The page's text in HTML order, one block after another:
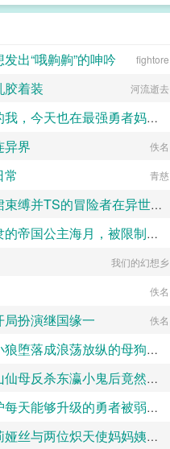
出“哦齁齁”的呻吟
fightore
胶着装 河流逝去
已经被宠坏的我，今天也在最强勇者妈妈和猫耳兽王姐姐的温柔溺爱下射精
狗村正
异界 佚名
常 青慈
被神秘公主裙束缚并TS的冒险者在异世界的色色奇遇故事
代号穿山甲
沦为肛门奴隶的帝国公主海月，被限制高潮后终于爱上性交被调教成性爱母狗还要被带出门？
旅人1969
我们的幻想乡
佚名
局扮演继国缘一 佚名
自卑怯懦的小狼堕落成浪荡放纵的母狗一共需要多久？用快感洗刷掉一切自我和人格吧～
清冷强势冰山仙母反杀东瀛小鬼后竟然要用窑姐都甘拜下风的潮喷白丝足穴来惩戒我？（无绿改）
kkkcccc
拥有女神加护每天能够升级的勇者被弱小却点满了吸取能力的魅魔当成自助等级提取机器饲养
创世女神伊莉娅丝与两位炽天使妈妈姨妈一起输给勇者的肉棒，神国沦陷成为新神王的永世肉便器